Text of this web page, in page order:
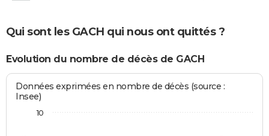
Qui sont les GACH qui nous ont quittés ?
Evolution du nombre de décès de GACH
Données exprimées en nombre de décès (source :
Insee)
10